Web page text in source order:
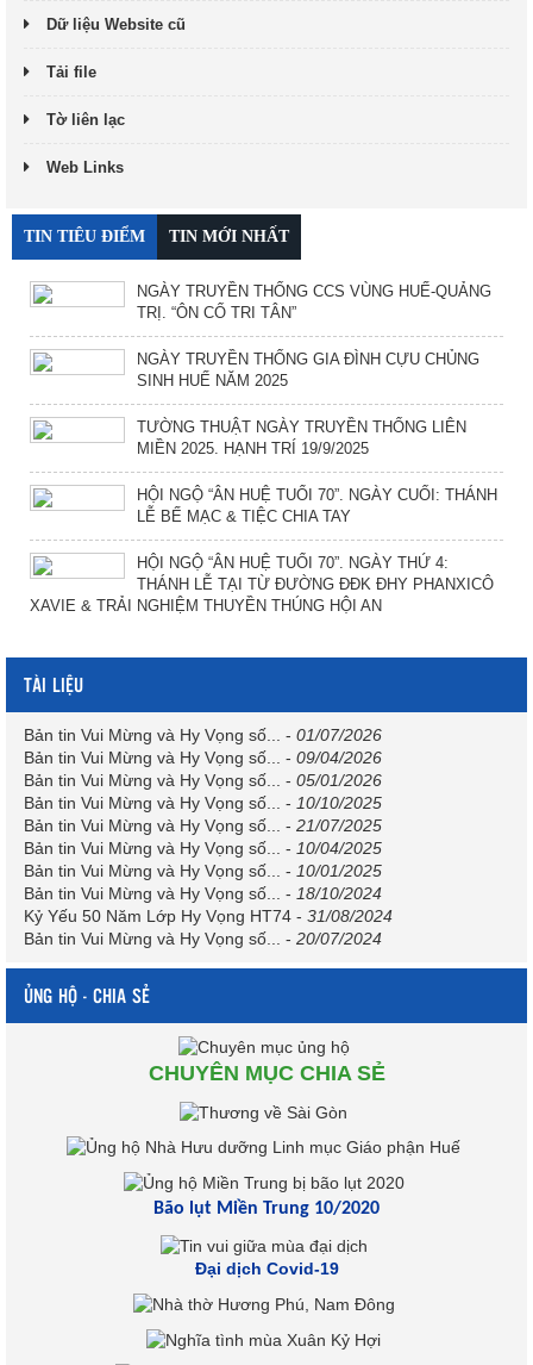
Dữ liệu Website cũ
Tải file
Tờ liên lạc
Web Links
TIN TIÊU ĐIỂM TIN MỚI NHẤT
NGÀY TRUYỀN THỐNG CCS VÙNG HUẾ-QUẢNG
TRỊ. “ÔN CỐ TRI TÂN”
NGÀY TRUYỀN THỐNG GIA ĐÌNH CỰU CHỦNG
SINH HUẾ NĂM 2025
TƯỜNG THUẬT NGÀY TRUYỀN THỐNG LIÊN
MIỀN 2025. HẠNH TRÍ 19/9/2025
HỘI NGỘ “ÂN HUỆ TUỔI 70”. NGÀY CUỐI: THÁNH
LỄ BẾ MẠC & TIỆC CHIA TAY
HỘI NGỘ “ÂN HUỆ TUỔI 70”. NGÀY THỨ 4:
THÁNH LỄ TẠI TỪ ĐƯỜNG ĐĐK ĐHY PHANXICÔ
XAVIE & TRẢI NGHIỆM THUYỀN THÚNG HỘI AN
TÀI LIỆU
Bản tin Vui Mừng và Hy Vọng số... - 01/07/2026
Bản tin Vui Mừng và Hy Vọng số...
- 09/04/2026
Bản tin Vui Mừng và Hy Vọng số...
- 05/01/2026
Bản tin Vui Mừng và Hy Vọng số...
- 10/10/2025
Bản tin Vui Mừng và Hy Vọng số...
- 21/07/2025
Bản tin Vui Mừng và Hy Vọng số...
- 10/04/2025
Bản tin Vui Mừng và Hy Vọng số...
- 10/01/2025
Bản tin Vui Mừng và Hy Vọng số...
- 18/10/2024
Kỷ Yếu 50 Năm Lớp Hy Vọng HT74 - 31/08/2024
Bản tin Vui Mừng và Hy Vọng số...
- 20/07/2024
ỦNG HỘ - CHIA SẺ
CHUYÊN MỤC CHIA SẺ
Bão lụt Miền Trung 10/2020
Đại dịch Covid-19